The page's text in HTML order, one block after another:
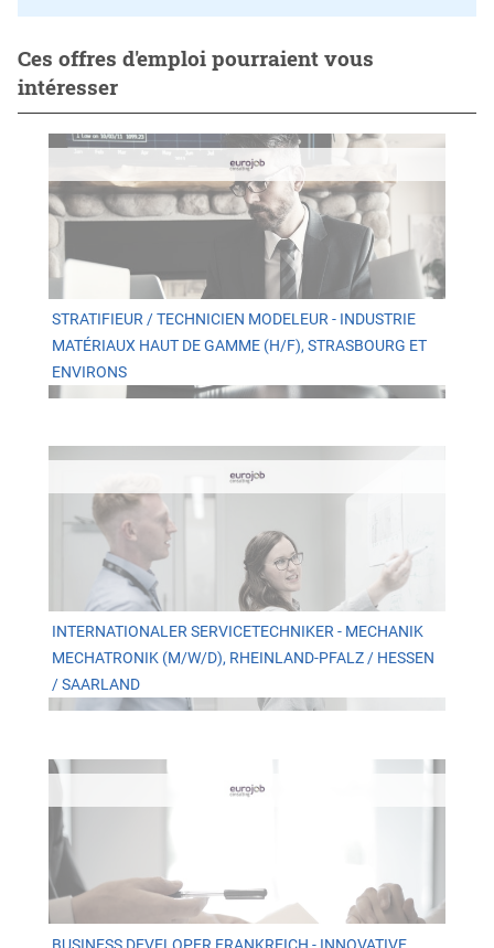
Ces offres d'emploi pourraient vous
intéresser
STRATIFIEUR / TECHNICIEN MODELEUR - INDUSTRIE
MATÉRIAUX HAUT DE GAMME (H/F), STRASBOURG ET
ENVIRONS
INTERNATIONALER SERVICETECHNIKER - MECHANIK
MECHATRONIK (M/W/D), RHEINLAND-PFALZ / HESSEN
/ SAARLAND